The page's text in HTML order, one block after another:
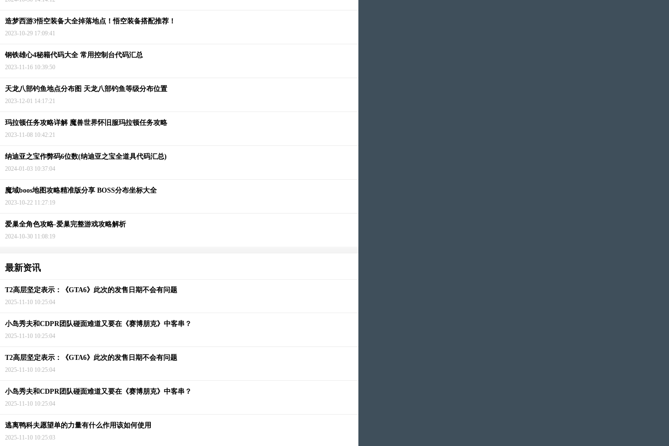
造梦西游3悟空装备大全掉落地点！悟空装备搭配推荐！
2023-10-29 17:09:41
钢铁雄心4秘籍代码大全 常用控制台代码汇总
2023-11-16 10:39:50
天龙八部钓鱼地点分布图 天龙八部钓鱼等级分布位置
2023-12-01 14:17:21
玛拉顿任务攻略详解 魔兽世界怀旧服玛拉顿任务攻略
2023-11-08 10:42:21
纳迪亚之宝作弊码6位数(纳迪亚之宝全道具代码汇总)
2024-01-03 10:37:04
魔域boos地图攻略精准版分享 BOSS分布坐标大全
2023-10-22 11:27:19
爱巢全角色攻略-爱巢完整游戏攻略解析
2024-10-30 11:08:19
最新资讯
T2高层坚定表示：《GTA6》此次的发售日期不会有问题
2025-11-10 10:25:04
小岛秀夫和CDPR团队碰面难道又要在《赛博朋克》中客串？
2025-11-10 10:25:04
T2高层坚定表示：《GTA6》此次的发售日期不会有问题
2025-11-10 10:25:04
小岛秀夫和CDPR团队碰面难道又要在《赛博朋克》中客串？
2025-11-10 10:25:04
逃离鸭科夫愿望单的力量有什么作用该如何使用
2025-11-10 10:25:03